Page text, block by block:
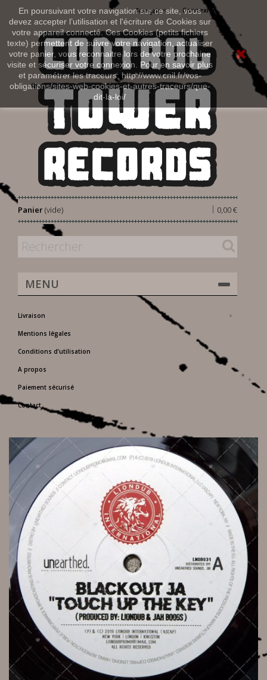
En poursuivant votre navigation sur ce site, vous
devez accepter l’utilisation et l'écriture de Cookies sur
votre appareil connecté. Ces Cookies (petits fichiers
texte) permettent de suivre votre navigation, actualiser
votre panier, vous reconnaitre lors de votre prochaine
visite et sécuriser votre connexion. Pour en savoir plus
et paramétrer les traceurs: http://www.cnil.fr/vos-
obligations/sites-web-cookies-et-autres-traceurs/que-
dit-la-loi/
Connexion
Français
Panier 0,00 €
|
(vide)
MENU
Livraison
Mentions légales
Conditions d'utilisation
A propos
Paiement sécurisé
Contact